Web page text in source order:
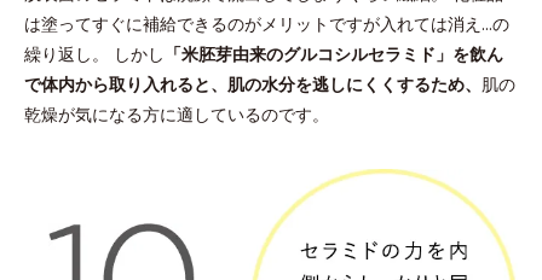
は塗ってすぐに補給できるのがメリットですが入れては消え...の
繰り返し。 しかし 「米胚芽由来のグルコシルセラミド」を飲ん
で体内から取り入れると、肌の水分を逃しにくくするため、 肌の
乾燥が気になる方に適しているのです。